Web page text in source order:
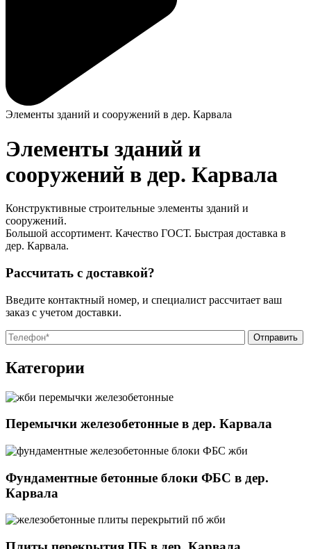
Элементы зданий и сооружений в дер. Карвала
Элементы зданий и
сооружений в дер. Карвала
Конструктивные строительные элементы зданий и
сооружений.
Большой ассортимент. Качество ГОСТ. Быстрая доставка в
дер. Карвала.
Рассчитать с доставкой?
Введите контактный номер, и специалист рассчитает ваш
заказ с учетом доставки.
Категории
Перемычки железобетонные в дер. Карвала
Фундаментные бетонные блоки ФБС в дер.
Карвала